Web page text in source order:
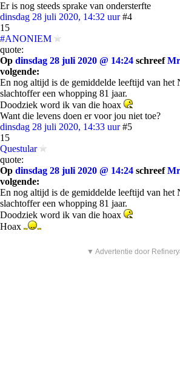
Er is nog steeds sprake van ondersterfte
dinsdag 28 juli 2020, 14:32 uur #4
15
#ANONIEM
quote:
Op dinsdag 28 juli 2020 @ 14:24 schreef
volgende:
En nog altijd is de gemiddelde leeftijd van het
slachtoffer een whopping 81 jaar.
Doodziek word ik van die hoax
Want die levens doen er voor jou niet toe?
dinsdag 28 juli 2020, 14:33 uur #5
15
Questular
quote:
Op dinsdag 28 juli 2020 @ 14:24 schreef
volgende:
En nog altijd is de gemiddelde leeftijd van het
slachtoffer een whopping 81 jaar.
Doodziek word ik van die hoax
Hoax
▼ Advertentie door